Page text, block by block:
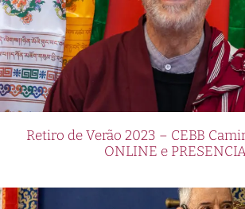
Retiro de Verão 2023 – CEBB
ONLINE e